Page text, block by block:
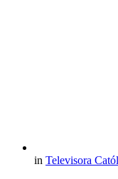
in Televisora